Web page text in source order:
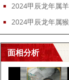
2024甲辰龙年属
2024甲辰龙年属
面相分析